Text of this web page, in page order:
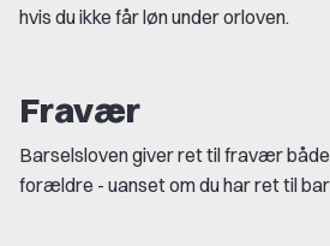
hvis du ikke får løn under orloven.
Fravær
Barselsloven giver ret til fravær
forældre - uanset om du har ret til